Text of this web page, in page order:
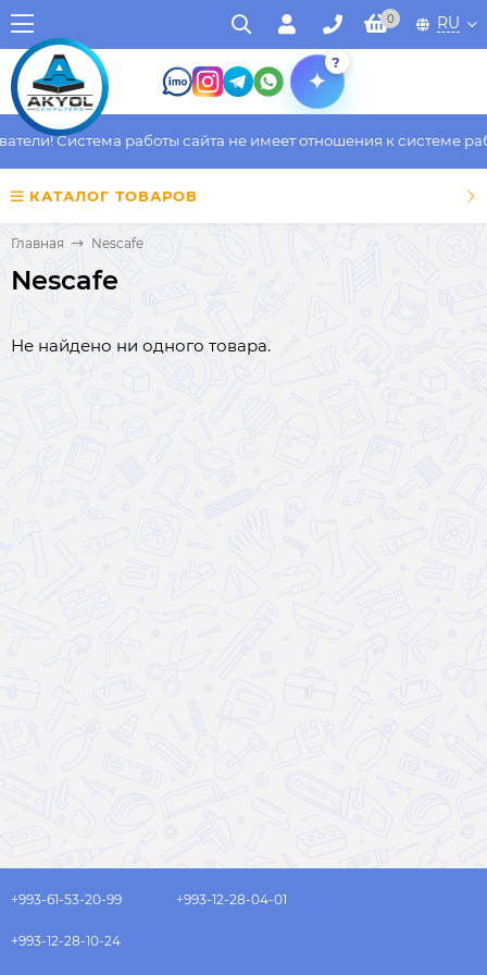
0 RU
?
Система работы сайта не имеет отношения к системе
КАТАЛОГ ТОВАРОВ
Главная Nescafe
Nescafe
Не найдено ни одного товара.
+993-61-53-20-99 +993-12-28-04-01
+993-12-28-10-24